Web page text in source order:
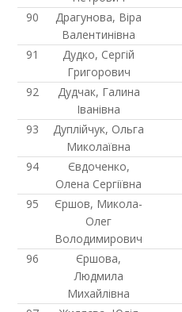
Драгунова, Віра
Валентинівна
Дудко, Сергій
Григорович
Дудчак, Галина
Іванівна
Дуплійчук, Ольга
Миколаївна
Євдоченко,
Олена Сергіївна
Єршов, Микола-
Олег
Володимирович
Єршова,
Людмила
Михайлівна